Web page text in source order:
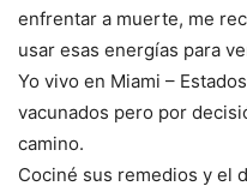
enfrentar a muerte, me
usar esas energías para
Yo vivo en Miami –
vacunados pero por
camino.
Cociné sus remedios y el